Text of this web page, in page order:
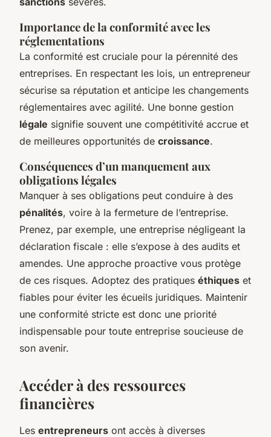
Importance de la conformité avec les
réglementations
La conformité est cruciale pour la pérennité des
entreprises. En respectant les lois, un entrepreneur
sécurise sa réputation et anticipe les changements
réglementaires avec agilité. Une bonne gestion
légale signifie souvent une compétitivité accrue et
de meilleures opportunités de croissance.
Conséquences d’un manquement aux
obligations légales
Manquer à ses obligations peut conduire à des
pénalités, voire à la fermeture de l’entreprise.
Prenez, par exemple, une entreprise négligeant la
déclaration fiscale : elle s’expose à des audits et
amendes. Une approche proactive vous protège
de ces risques. Adoptez des pratiques éthiques et
fiables pour éviter les écueils juridiques. Maintenir
une conformité stricte est donc une priorité
indispensable pour toute entreprise soucieuse de
son avenir.
Accéder à des ressources
financières
Les entrepreneurs ont accès à diverses